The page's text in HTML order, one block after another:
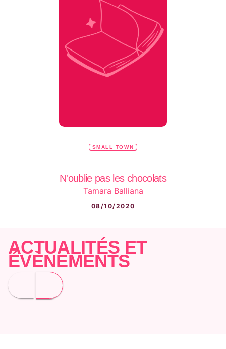
SMALL TOWN
N'oublie pas les chocolats
Tamara Balliana
08/10/2020
ACTUALITÉS ET
ÉVÈNEMENTS